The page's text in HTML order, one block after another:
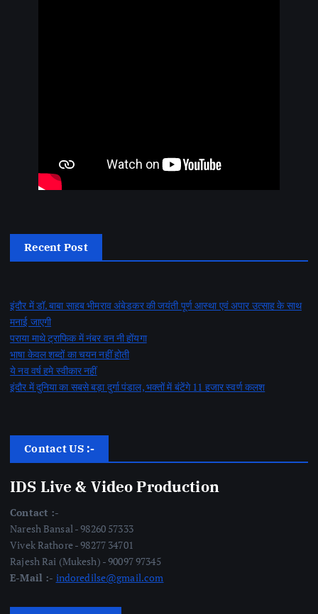
Recent Post
इंदौर में डॉ. बाबा साहब भीमराव अंबेडकर की जयंती पूर्ण आस्था एवं अपार उत्साह के साथ
मनाई जाएगी
पराया माथे ट्राफिक में नंबर वन नी होंयगा
भाषा केवल शब्दों का चयन नहीं होती
ये नव वर्ष हमे स्वीकार नहीं
इंदौर में दुनिया का सबसे बड़ा दुर्गा पंडाल, भक्तों में बंटेंगे 11 हजार स्वर्ण कलश
Contact US :-
IDS Live & Video Production
Contact :-
Naresh Bansal - 98260 57333
Vivek Rathore - 98277 34701
Rajesh Rai (Mukesh) - 90097 97345
E-Mail :- indoredilse@gmail.com